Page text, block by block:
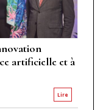
artificielle et à
Lire